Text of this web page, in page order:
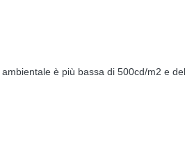
è più bassa di 500cd/m2 e